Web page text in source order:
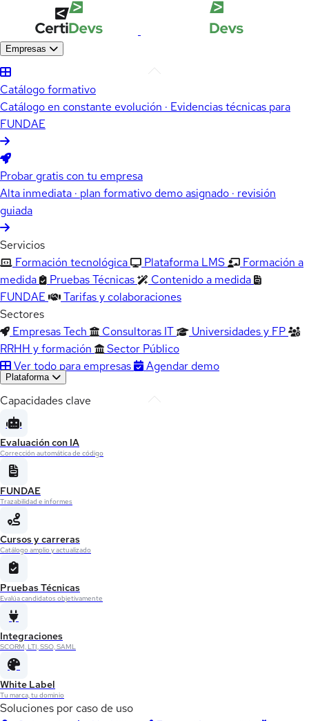
Empresas
Catálogo formativo
Catálogo en constante evolución · Evidencias técnicas para
FUNDAE
Probar gratis con tu empresa
Alta inmediata · plan formativo demo asignado · revisión
guiada
Servicios
Formación tecnológica
Plataforma LMS
Formación a
medida
Pruebas Técnicas
Contenido a medida
FUNDAE
Tarifas y colaboraciones
Sectores
Empresas Tech
Consultoras IT
Universidades y FP
RRHH y formación
Sector Público
Ver todo para empresas
Agendar demo
Plataforma
Capacidades clave
Evaluación con IA
Corrección automática de código
FUNDAE
Trazabilidad e informes
Cursos y carreras
Catálogo amplio y actualizado
Pruebas Técnicas
Evalúa candidatos objetivamente
Integraciones
SCORM, LTI, SSO, SAML
White Label
Tu marca, tu dominio
Soluciones por caso de uso